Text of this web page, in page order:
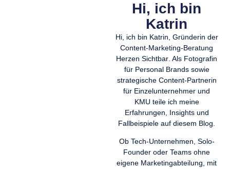
Hi, ich bin
Katrin
Hi, ich bin Katrin, Gründerin der
Content-Marketing-Beratung
Herzen Sichtbar . Als Fotografin
für Personal Brands sowie
strategische Content-Partnerin
für Einzelunternehmer und
KMU teile ich meine
Erfahrungen, Insights und
Fallbeispiele auf diesem Blog.
Ob Tech-Unternehmen, Solo-
Founder oder Teams ohne
eigene Marketingabteilung, mit